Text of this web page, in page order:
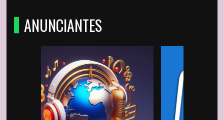
ANUNCIANTES